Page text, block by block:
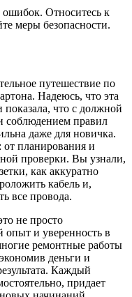
Относитесь к
меры безопасности.
путешествие по
Надеюсь, что эта
показала, что с должной
соблюдением правил
даже для новичка.
планирования и
проверки. Вы узнали,
как аккуратно
кабель и,
все провода.
не просто
опыт и уверенность в
ремонтные работы
деньги и
Каждый
придает